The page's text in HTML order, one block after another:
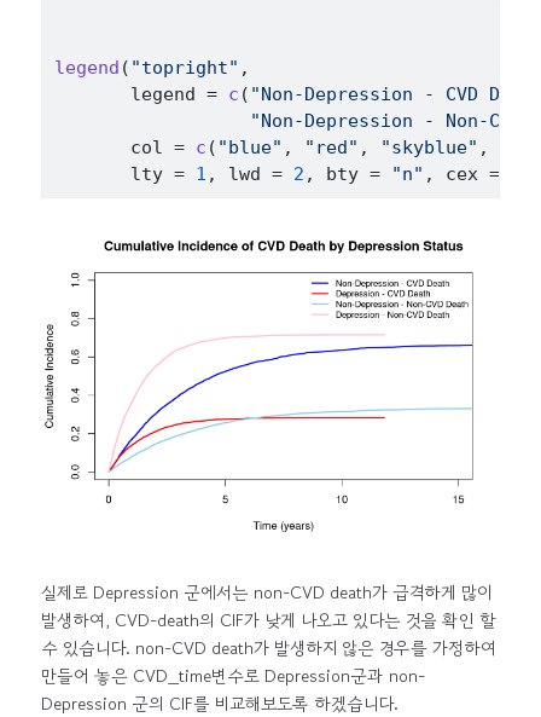
legend ( "topright" ,
       legend
= c ( "Non-Depression - CVD
"Non-Depression - Non-CVD
       col
= c ( "blue" , "red" , "skyblue" ,
       lty
= 1 , lwd = 2 , bty = "n" , cex =
실제로 Depression 군에서는 non-CVD death가 급격하게 많이
발생하여, CVD-death의 CIF가 낮게 나오고 있다는 것을 확인 할
수 있습니다. non-CVD death가 발생하지 않은 경우를 가정하여
만들어 놓은 CVD_time변수로 Depression군과 non-
Depression 군의 CIF를 비교해보도록 하겠습니다.